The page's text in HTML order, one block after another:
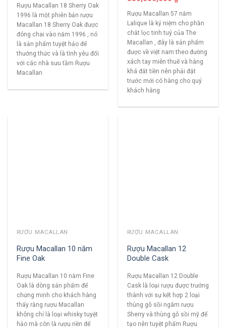
Rượu Macallan 18 Sherry Oak
1996 là một phiên bản rượu
Macallan 18 Sherry Oak được
đóng chai vào năm 1996 , nó
là sản phẩm tuyệt hảo để
thưởng thức và là tình yêu đối
với các nhà sưu tầm Rượu
Macallan
Rượu Macallan 57 năm
Lalique là kỷ niệm cho phần
chắt lọc tinh tuý của The
Macallan , đây là sản phẩm
được về việt nam theo đường
xách tay miễn thuế và hàng
khá đắt tiền nên phải đặt
trước mới có hàng cho quý
khách hàng
RƯỢU MACALLAN
Rượu Macallan 10 năm
Fine Oak
Rượu Macallan 10 năm Fine
Oak là dòng sản phẩm để
chứng minh cho khách hàng
thấy rằng rượu Macallan
không chỉ là loại whisky tuyệt
hảo mà còn là rượu nền để
RƯỢU MACALLAN
Rượu Macallan 12
Double Cask
Rượu Macallan 12 Double
Cask là loại rượu được trưởng
thành với sự kết hợp 2 loại
thùng gỗ sồi ngâm rượu
Sherry và thùng gỗ sồi mỹ để
tạo nên tuyệt phẩm Rượu